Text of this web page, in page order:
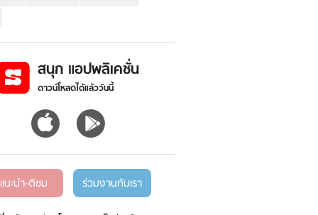
สนุก แอปพลิเคชั่น
ดาวน์โหลดได้แล้ววันนี้
แนะนำ-ติชม ร่วมงานกับเรา